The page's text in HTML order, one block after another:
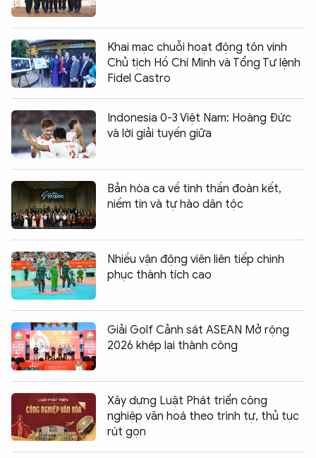
Khai mạc chuỗi hoạt động tôn vinh
Chủ tịch Hồ Chí Minh và Tổng Tư lệnh
Fidel Castro
Indonesia 0-3 Việt Nam: Hoàng Đức
và lời giải tuyến giữa
Bản hòa ca về tinh thần đoàn kết,
niềm tin và tự hào dân tộc
Nhiều vận động viên liên tiếp chinh
phục thành tích cao
Giải Golf Cảnh sát ASEAN Mở rộng
2026 khép lại thành công
Xây dựng Luật Phát triển công
nghiệp văn hoá theo trình tự, thủ tục
rút gọn